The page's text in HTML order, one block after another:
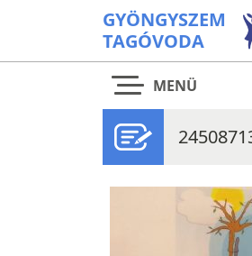
GYÖNGYSZEM
TAGÓVODA
MENÜ